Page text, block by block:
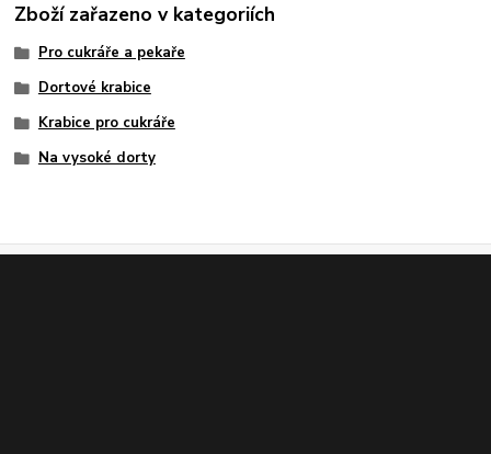
Zboží zařazeno v kategoriích
Pro cukráře a pekaře
Dortové krabice
Krabice pro cukráře
Na vysoké dorty